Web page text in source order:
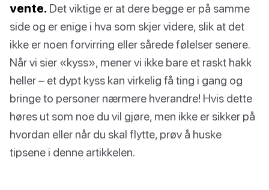
vente. Det viktige er at dere begge er på samme
side og er enige i hva som skjer videre, slik at det
ikke er noen forvirring eller sårede følelser senere.
Når vi sier «kyss», mener vi ikke bare et raskt hakk
heller – et dypt kyss kan virkelig få ting i gang og
bringe to personer nærmere hverandre! Hvis dette
høres ut som noe du vil gjøre, men ikke er sikker på
hvordan eller når du skal flytte, prøv å huske
tipsene i denne artikkelen.